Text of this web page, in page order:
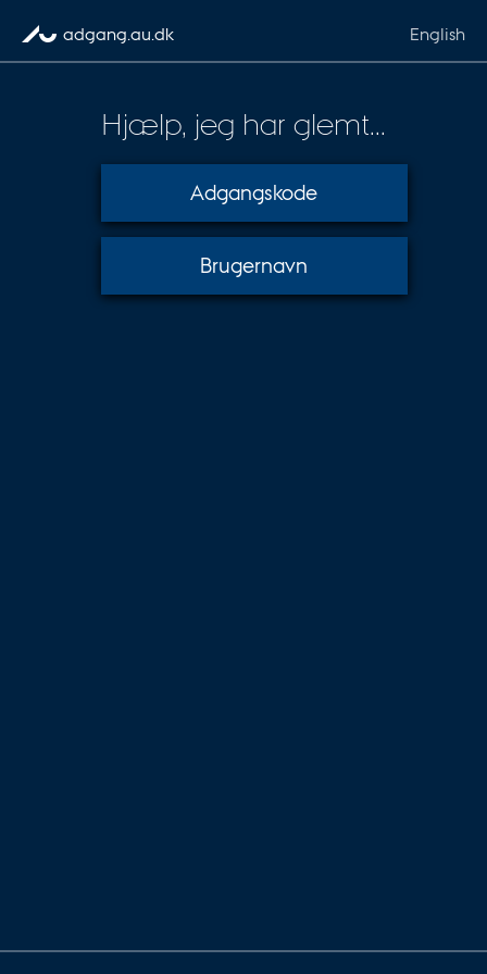
Gå til indhold
adgang.au.dk English
Hjælp, jeg har glemt...
Adgangskode
Brugernavn